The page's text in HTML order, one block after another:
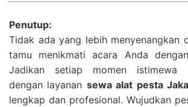
Penutup:
Tidak ada yang lebih menyenangkan
tamu menikmati acara Anda
Jadikan setiap momen istimewa
dengan layanan sewa alat pesta
lengkap dan profesional. Wujudkan